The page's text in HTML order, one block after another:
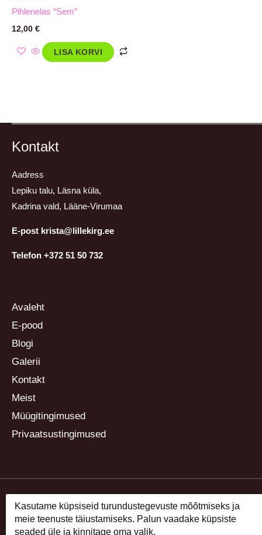
Pihlenelas “Sem”
12,00 €
LISA KORVI
Kontakt
Aadress
Lepiku talu, Läsna küla,
Kadrina vald, Lääne-Virumaa
E-post krista@lillekirg.ee
Telefon +372 51 50 732
Avaleht
E-pood
Blogi
Galerii
Kontakt
Meist
Müügitingimused
Privaatsustingimused
Kasutame küpsiseid turundustegevuste mõõtmiseks ja
meie teenuste täiustamiseks. Palun vaadake küpsiste
seaded üle ja kinnitage oma valik.